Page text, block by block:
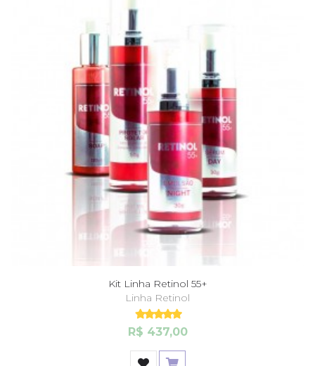
Kit Linha Retinol 55+
Linha Retinol
R$ 437,00